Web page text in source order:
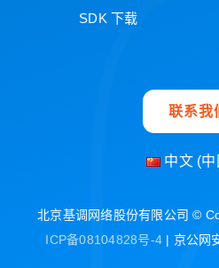
SDK 下载
联系我
中文 (中
北京基调网络股份有限公司 ©
ICP备08104828号-4 | 京公网